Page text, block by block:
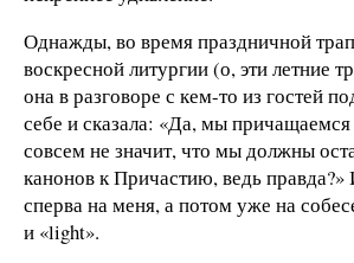
Однажды, во время праздничной
воскресной литургии (о, эти летние
она в разговоре с кем-то из гостей
себе и сказала: «Да, мы причащаемся
совсем не значит, что мы должны
канонов к Причастию, ведь
сперва на меня, а потом уже на
и «light».